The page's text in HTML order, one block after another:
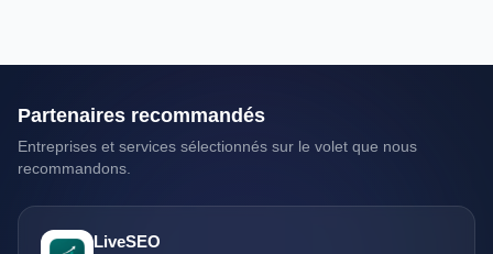
Partenaires recommandés
Entreprises et services sélectionnés sur le volet que nous
recommandons.
LiveSEO